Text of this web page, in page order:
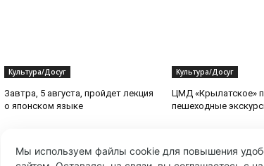
Культура/Досуг
Завтра, 5 августа, пройдет лекция
о японском языке
Культура/Досуг
ЦМД «Крылатское»
пешеходные
Мы используем файлы cookie для повышения